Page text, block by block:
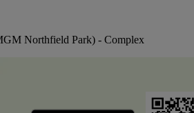
Northfield Park) - Complex